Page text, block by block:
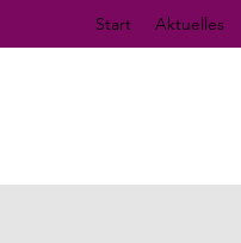
Start Aktuelles